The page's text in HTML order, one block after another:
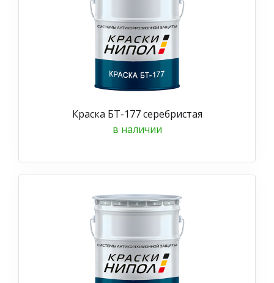
Краска БТ-177 серебристая
в наличии